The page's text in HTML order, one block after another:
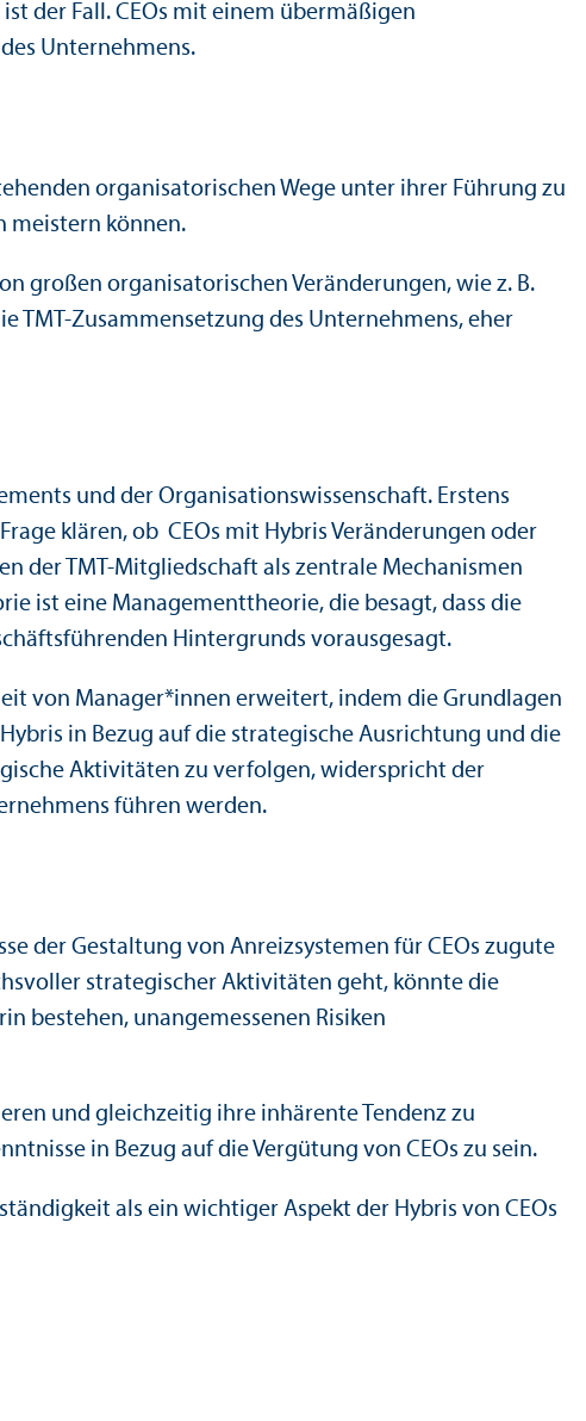
der Fall. CEOs mit einem übermäßigen
Unter­nehmens.
organisatorischen Wege unter ihrer Führung zu
meistern können.
großen organisatorischen Veränderungen, wie z. B.
TMT-Zusammensetzung des Unter­nehmens, eher
und der Organisations­wissenschaft. Erstens
klären, ob CEOs mit Hybris Veränderungen oder
der TMT-Mitgliedschaft als zentrale Mechanismen
ist eine Management­theorie, die besagt, dass die
Hintergrunds vorausgesagt.
von Manager*innen erweitert, indem die Grundlagen
in Bezug auf die strategische Ausrichtung und die
Aktivitäten zu verfolgen, widerspricht der
führen werden.
der Gestaltung von Anreiz­systemen für CEOs zugute
strategischer Aktivitäten geht, könnte die
bestehen, unangemessenen Risiken
und gleich­zeitig ihre inhärente Tendenz zu
in Bezug auf die Vergütung von CEOs zu sein.
als ein wichtiger Aspekt der Hybris von CEOs